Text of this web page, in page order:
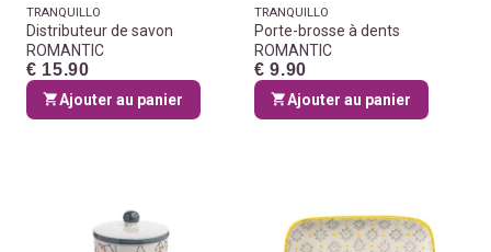
TRANQUILLO
Distributeur de savon
ROMANTIC
€ 15.90
Ajouter au panier
TRANQUILLO
Porte-brosse à dents
ROMANTIC
€ 9.90
Ajouter au panier